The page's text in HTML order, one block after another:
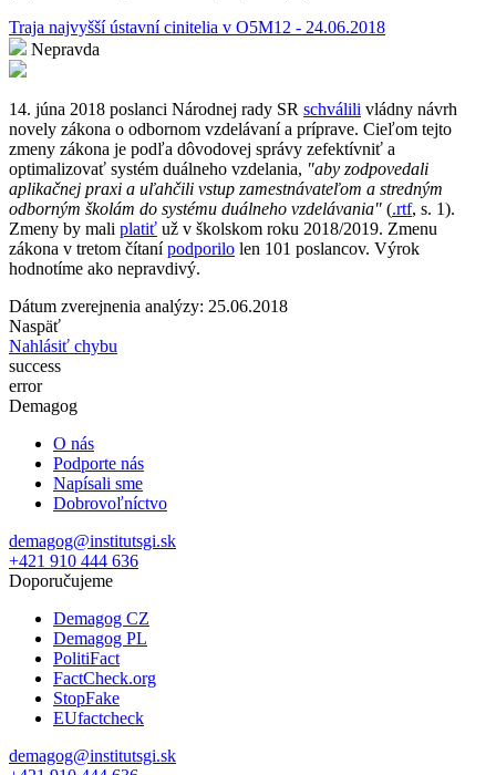
Traja najvyšší ústavní cinitelia v O5M12 - 24.06.2018
Nepravda
14. júna 2018 poslanci Národnej rady SR schválili vládny návrh
novely zákona o odbornom vzdelávaní a príprave. Cieľom tejto
zmeny zákona je podľa dôvodovej správy zefektívniť a
optimalizovať systém duálneho vzdelania, "aby zodpovedali
aplikačnej praxi a uľahčili vstup zamestnávateľom a stredným
odborným školám do systému duálneho vzdelávania" (.rtf, s. 1).
Zmeny by mali platiť už v školskom roku 2018/2019. Zmenu
zákona v tretom čítanípodporilo len 101 poslancov. Výrok
hodnotíme ako nepravdivý.
Dátum zverejnenia analýzy: 25.06.2018
Naspäť
Nahlásiť chybu
success
error
Demagog
O nás
Podporte nás
Napísali sme
Dobrovoľníctvo
demagog@institutsgi.sk
+421 910 444 636
Doporučujeme
Demagog CZ
Demagog PL
PolitiFact
FactCheck.org
StopFake
EUfactcheck
demagog@institutsgi.sk